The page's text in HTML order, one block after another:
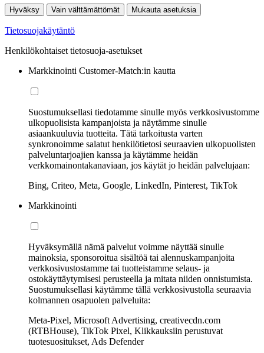
Hyväksy Vain välttämättömät Mukauta asetuksia
Tietosuojakäytäntö
Henkilökohtaiset tietosuoja-asetukset
Markkinointi Customer-Match:in kautta
Suostumuksellasi tiedotamme sinulle myös verkkosivustomme
ulkopuolisista kampanjoista ja näytämme sinulle
asiaankuuluvia tuotteita. Tätä tarkoitusta varten
synkronoimme salatut henkilötietosi seuraavien ulkopuolisten
palveluntarjoajien kanssa ja käytämme heidän
verkkomainontakanaviaan, jos käytät jo heidän palvelujaan:
Bing, Criteo, Meta, Google, LinkedIn, Pinterest, TikTok
Markkinointi
Hyväksymällä nämä palvelut voimme näyttää sinulle
mainoksia, sponsoroitua sisältöä tai alennuskampanjoita
verkkosivustostamme tai tuotteistamme selaus- ja
ostokäyttäytymisesi perusteella ja mitata niiden onnistumista.
Suostumuksellasi käytämme tällä verkkosivustolla seuraavia
kolmannen osapuolen palveluita:
Meta-Pixel, Microsoft Advertising, creativecdn.com
(RTBHouse), TikTok Pixel, Klikkauksiin perustuvat
tuotesuositukset, Ads Defender